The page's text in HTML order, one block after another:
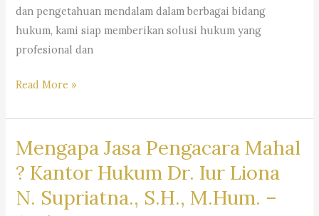
dan pengetahuan mendalam dalam berbagai bidang
hukum, kami siap memberikan solusi hukum yang
profesional dan
#rekomendasipengacaraperusahaan,
#pencarianlawyer,
#pencarianadvokat,
#sarankantorhukum,
#saranpengacaraterbaikdibandung,
#pencariankuasahukum,
Read More »
Mengapa Jasa Pengacara Mahal
? Kantor Hukum Dr. Iur Liona
N. Supriatna., S.H., M.Hum. –